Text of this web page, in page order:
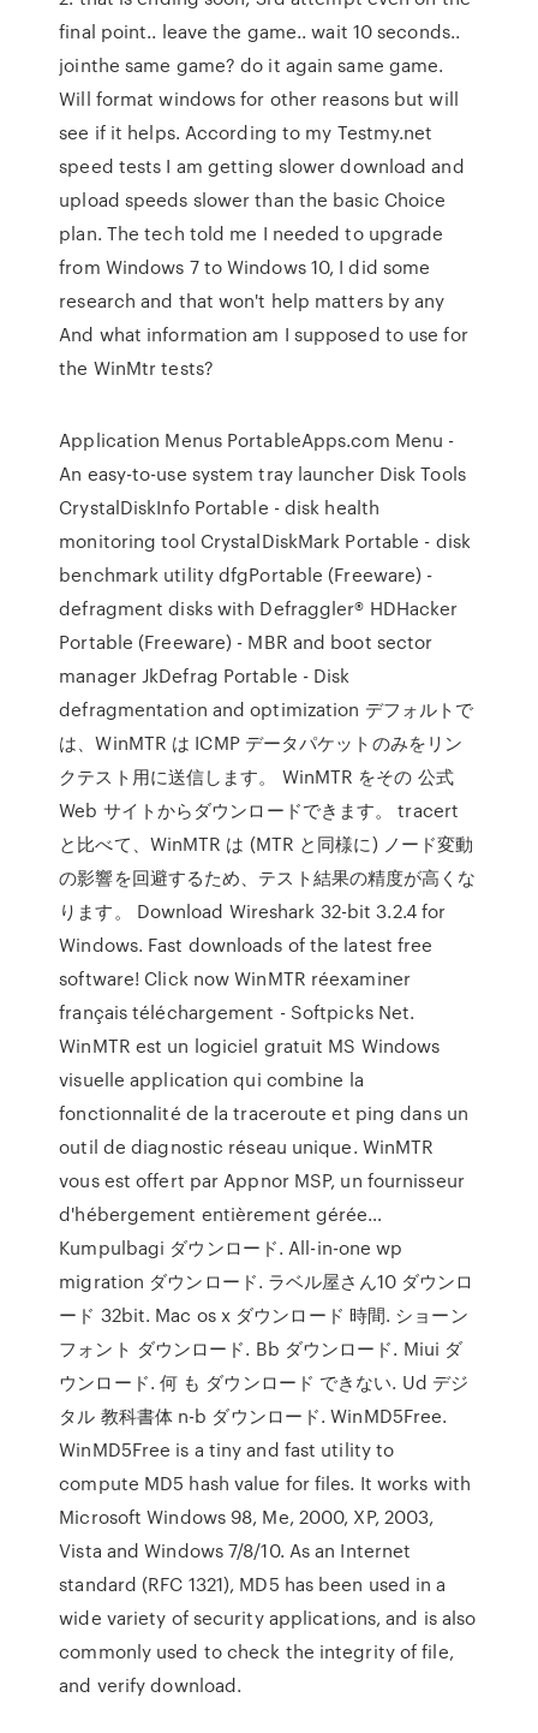
final point.. leave the game.. wait 10 seconds..
jointhe same game? do it again same game.
Will format windows for other reasons but will
see if it helps. According to my Testmy.net
speed tests I am getting slower download and
upload speeds slower than the basic Choice
plan. The tech told me I needed to upgrade
from Windows 7 to Windows 10, I did some
research and that won't help matters by any
And what information am I supposed to use for
the WinMtr tests?
Application Menus PortableApps.com Menu -
An easy-to-use system tray launcher Disk Tools
CrystalDiskInfo Portable - disk health
monitoring tool CrystalDiskMark Portable - disk
benchmark utility dfgPortable (Freeware) -
defragment disks with Defraggler® HDHacker
Portable (Freeware) - MBR and boot sector
manager JkDefrag Portable - Disk
defragmentation and optimization デフォルトで
は、WinMTR は ICMP データパケットのみをリン
クテスト用に送信します。 WinMTR をその 公式
Web サイトからダウンロードできます。 tracert
と比べて、WinMTR は (MTR と同様に) ノード変動
の影響を回避するため、テスト結果の精度が高くな
ります。 Download Wireshark 32-bit 3.2.4 for
Windows. Fast downloads of the latest free
software! Click now WinMTR réexaminer
français téléchargement - Softpicks Net.
WinMTR est un logiciel gratuit MS Windows
visuelle application qui combine la
fonctionnalité de la traceroute et ping dans un
outil de diagnostic réseau unique. WinMTR
vous est offert par Appnor MSP, un fournisseur
d'hébergement entièrement gérée…
Kumpulbagi ダウンロード. All-in-one wp
migration ダウンロード. ラベル屋さん10 ダウンロ
ード 32bit. Mac os x ダウンロード 時間. ショーン
フォント ダウンロード. Bb ダウンロード. Miui ダ
ウンロード. 何 も ダウンロード できない. Ud デジ
タル 教科書体 n-b ダウンロード. WinMD5Free.
WinMD5Free is a tiny and fast utility to
compute MD5 hash value for files. It works with
Microsoft Windows 98, Me, 2000, XP, 2003,
Vista and Windows 7/8/10. As an Internet
standard (RFC 1321), MD5 has been used in a
wide variety of security applications, and is also
commonly used to check the integrity of file,
and verify download.